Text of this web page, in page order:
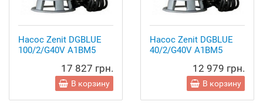
Насос Zenit DGBLUE
100/2/G40V A1BM5
17 827 грн.
В корзину
Насос Zenit DGBLUE
40/2/G40V A1BM5
12 979 грн.
В корзину